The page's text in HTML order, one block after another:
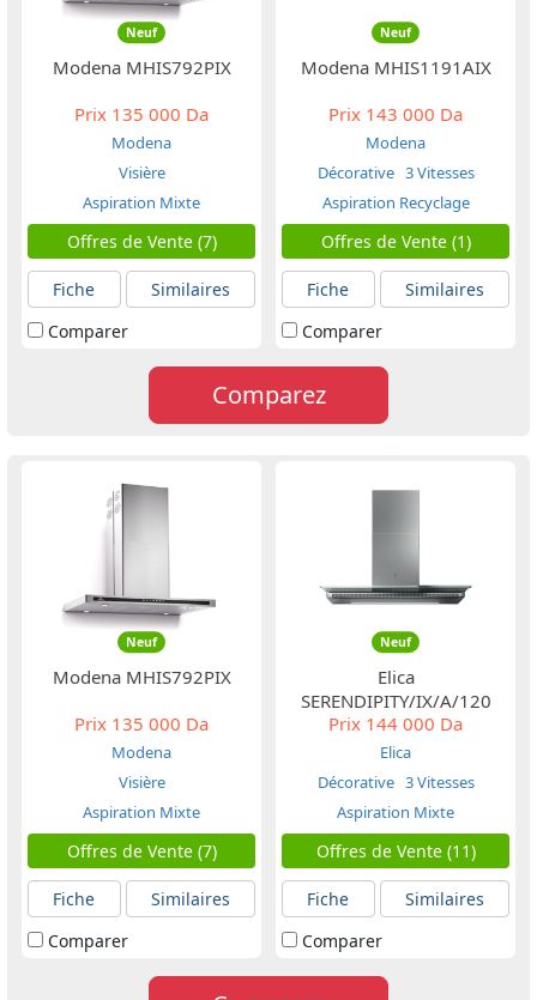
Neuf
Modena MHIS792PIX
Prix 135 000 Da
Modena
Visière
Aspiration Mixte
Offres de Vente (7)
Fiche
Similaires
Comparer
Neuf
Modena MHIS1191AIX
Prix 143 000 Da
Modena
Décorative 3 Vitesses
Aspiration Recyclage
Offres de Vente (1)
Fiche
Similaires
Comparer
Comparez
Neuf
Modena MHIS792PIX
Prix 135 000 Da
Modena
Visière
Aspiration Mixte
Offres de Vente (7)
Fiche
Similaires
Comparer
Neuf
Elica
SERENDIPITY/IX/A/120
Prix 144 000 Da
Elica
Décorative 3 Vitesses
Aspiration Mixte
Offres de Vente (11)
Fiche
Similaires
Comparer